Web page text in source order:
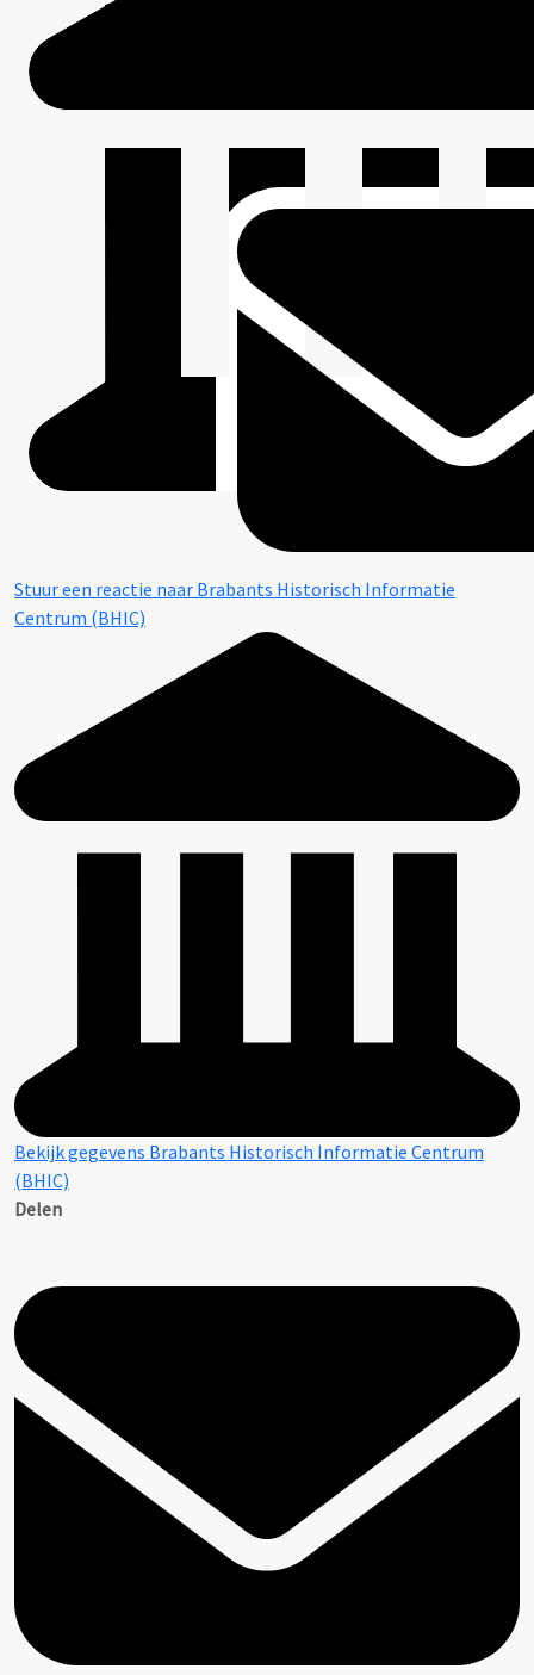
Stuur een reactie naar Brabants Historisch Informatie
Centrum (BHIC)
Bekijk gegevens Brabants Historisch Informatie Centrum
(BHIC)
Delen